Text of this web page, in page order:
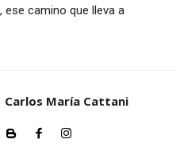
ese camino que lleva a
Carlos María Cattani